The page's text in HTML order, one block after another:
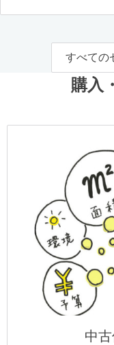
すべての
購入
中